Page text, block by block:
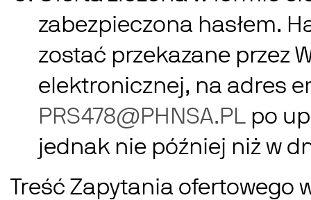
zabezpieczona hasłem.
zostać przekazane przez
elektronicznej, na adres
PRS478@PHNSA.PL po
jednak nie później niż w
Treść Zapytania ofertowego